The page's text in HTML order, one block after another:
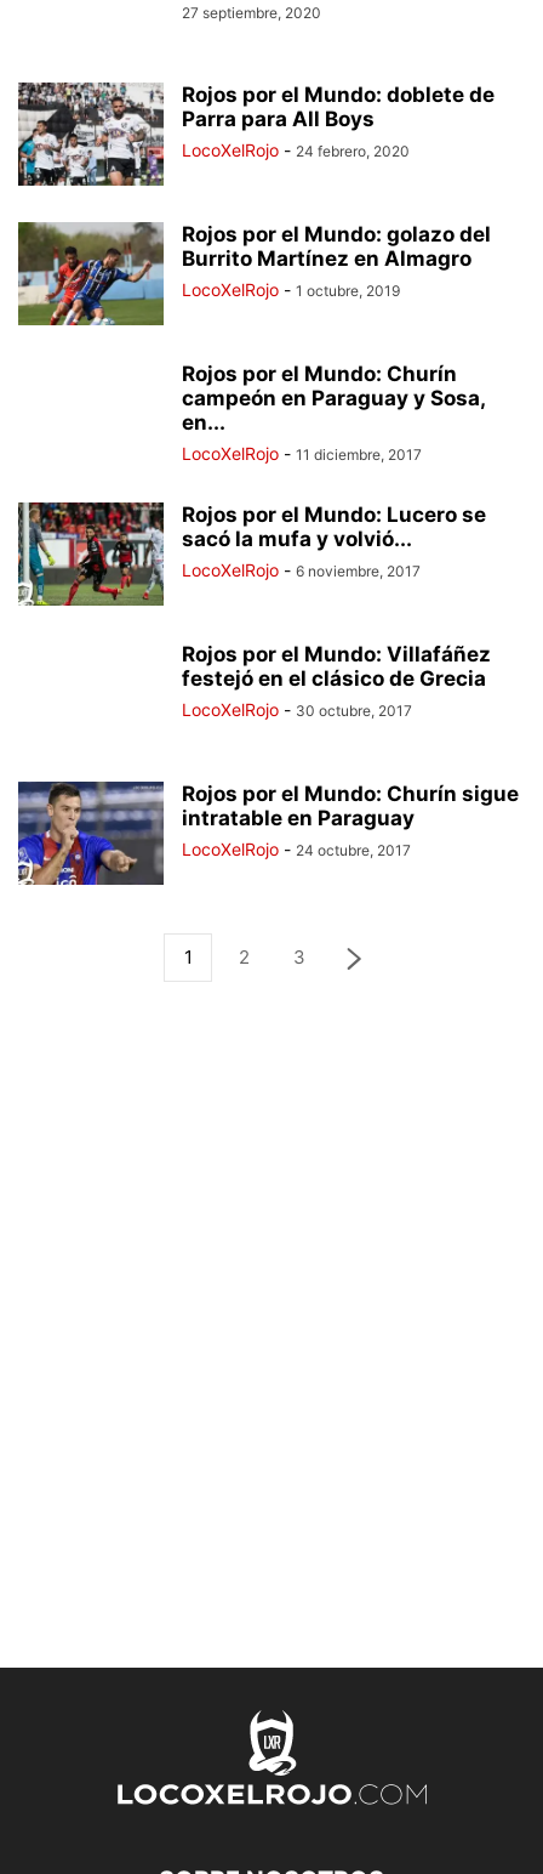
27 septiembre, 2020
Rojos por el Mundo: doblete de
Parra para All Boys
LocoXelRojo - 24 febrero, 2020
Rojos por el Mundo: golazo del
Burrito Martínez en Almagro
LocoXelRojo - 1 octubre, 2019
Rojos por el Mundo: Churín
campeón en Paraguay y Sosa,
en...
LocoXelRojo - 11 diciembre, 2017
Rojos por el Mundo: Lucero se
sacó la mufa y volvió...
LocoXelRojo - 6 noviembre, 2017
Rojos por el Mundo: Villafáñez
festejó en el clásico de Grecia
LocoXelRojo - 30 octubre, 2017
Rojos por el Mundo: Churín sigue
intratable en Paraguay
LocoXelRojo - 24 octubre, 2017
1 2 3